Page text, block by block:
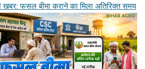
खबर: फसल बीमा कराने का मिला अतिरिक्त समय